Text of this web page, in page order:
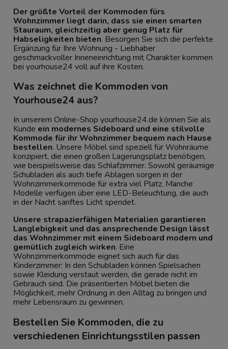
Der größte Vorteil der Kommoden fürs
Wohnzimmer liegt darin, dass sie einen smarten
Stauraum, gleichzeitig aber genug Platz für
Habseligkeiten bieten. Besorgen Sie sich die perfekte
Ergänzung für Ihre Wohnung - Liebhaber
geschmackvoller Inneneinrichtung mit Charakter kommen
bei yourhouse24 voll auf ihre Kosten.
Was zeichnet die Kommoden von
Yourhouse24 aus?
In unserem Online-Shop yourhouse24.de können Sie als
Kunde ein modernes Sideboard und eine stilvolle
Kommode für ihr Wohnzimmer bequem nach Hause
bestellen. Unsere Möbel sind speziell für Wohnräume
konzipiert, die einen großen Lagerungsplatz benötigen,
wie beispielsweise das Schlafzimmer. Sowohl geräumige
Schubladen als auch tiefe Ablagen sorgen in der
Wohnzimmerkommode für extra viel Platz. Manche
Modelle verfügen über eine LED-Beleuchtung, die auch
in der Nacht sanftes Licht spendet.
Unsere strapazierfähigen Materialien garantieren
Langlebigkeit und das ansprechende Design lässt
das Wohnzimmer mit einem Sideboard modern und
gemütlich zugleich wirken. Eine
Wohnzimmerkommode eignet sich auch für das
Kinderzimmer: In den Schubladen können Spielsachen
sowie Kleidung verstaut werden, die gerade nicht im
Gebrauch sind. Die präsentierten Möbel bieten die
Möglichkeit, mehr Ordnung in den Alltag zu bringen und
mehr Lebensraum zu gewinnen.
Bestellen Sie Kommoden, die zu
verschiedenen Einrichtungsstilen passen